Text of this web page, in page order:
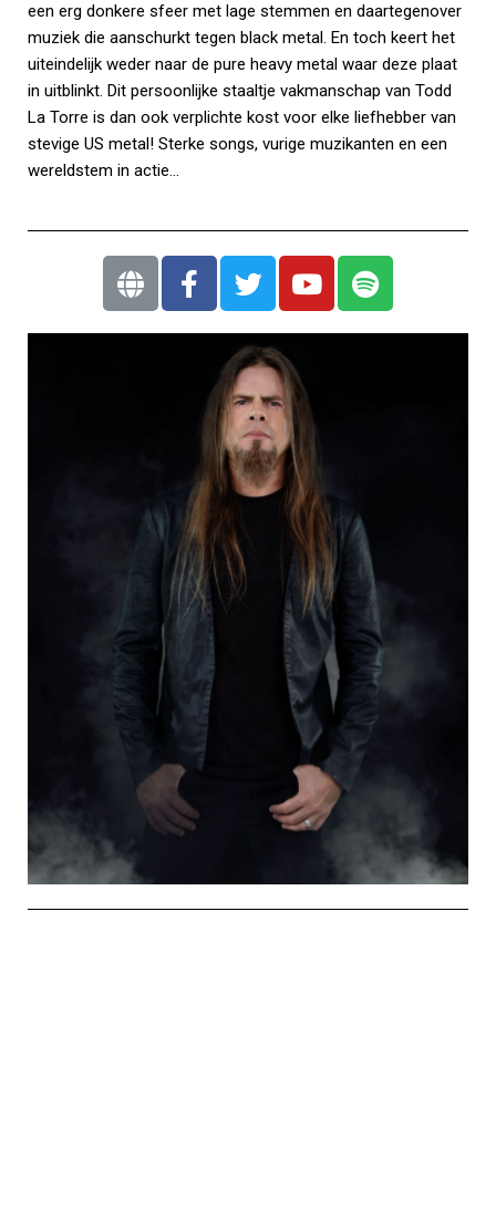
een erg donkere sfeer met lage stemmen en daartegenover
muziek die aanschurkt tegen black metal. En toch keert het
uiteindelijk weder naar de pure heavy metal waar deze plaat
in uitblinkt. Dit persoonlijke staaltje vakmanschap van Todd
La Torre is dan ook verplichte kost voor elke liefhebber van
stevige US metal! Sterke songs, vurige muzikanten en een
wereldstem in actie…